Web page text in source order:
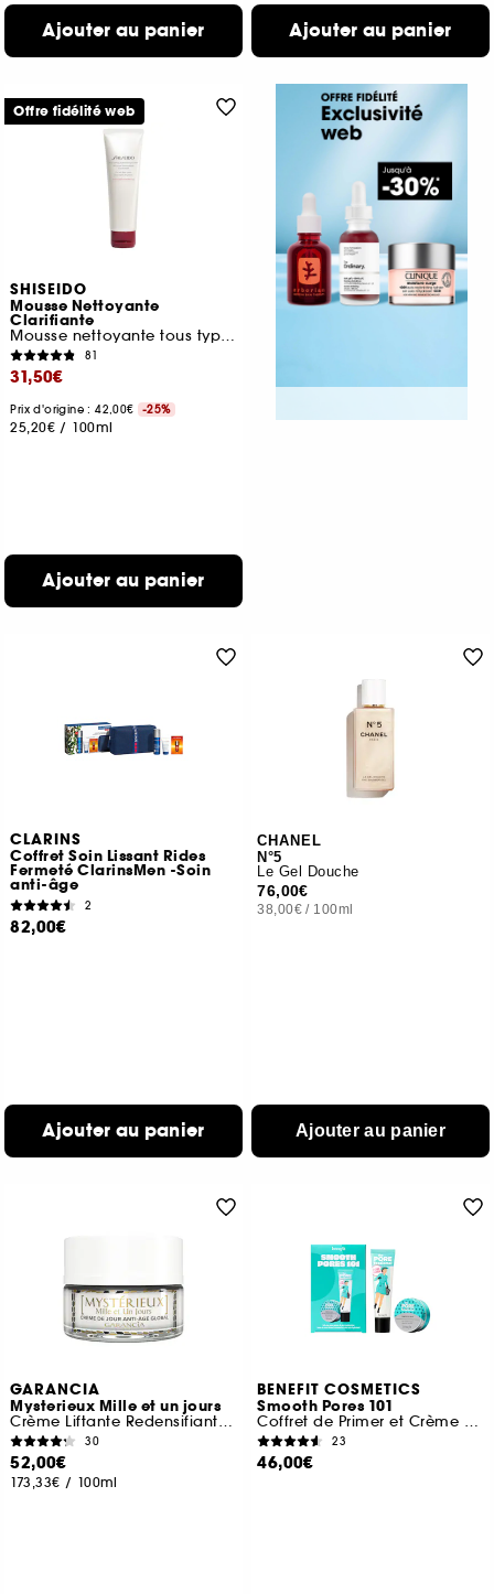
Ajouter au panier Ajouter au panier
SHISEIDO
Mousse Nettoyante
Clarifiante
Mousse nettoyante tous types de peaux
81
31,50€
Prix d'origine : 42,00€ -25%
25,20€ / 100ml
Ajouter au panier
Offre fidélité web
CLARINS
Coffret Soin Lissant Rides
Fermeté ClarinsMen -Soin
anti-âge
2
82,00€
Ajouter au panier
CHANEL
N°5
Le Gel Douche
76,00€
38,00€ / 100ml
Ajouter au panier
GARANCIA
Mysterieux Mille et un jours
Crème Liftante Redensifiante anti-âge
30
52,00€
173,33€ / 100ml
BENEFIT COSMETICS
Smooth Pores 101
Coffret de Primer et Crème hydratante visage
23
46,00€